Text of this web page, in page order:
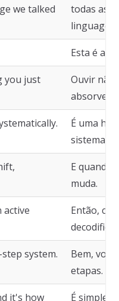
we talked
todas as
Esta é a
you just
Ouvir não
absorve.
É uma
E quando
muda.
active
Então,
system.
Bem,
etapas.
it's how
É